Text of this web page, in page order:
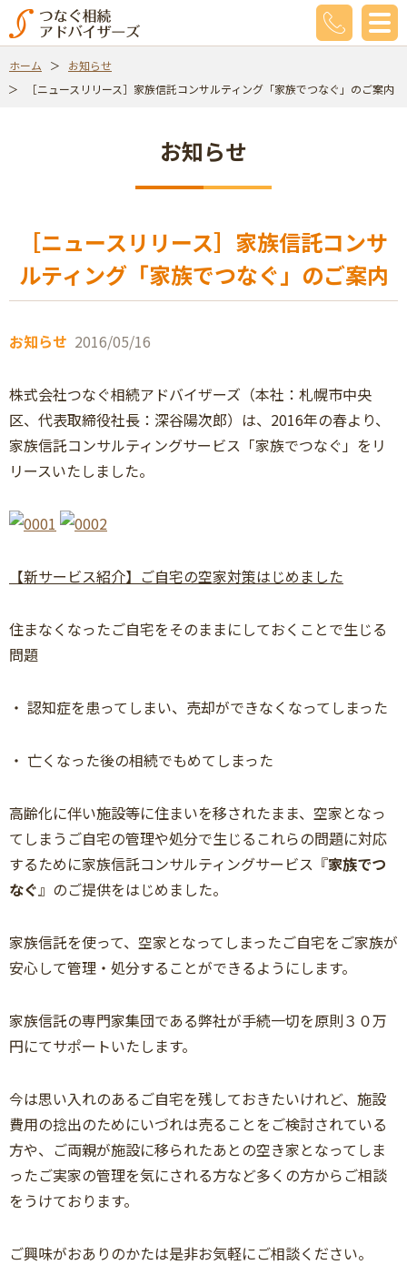
ホーム
お知らせ
［ニュースリリース］家族信託コンサルティング「家族でつなぐ」のご案内
お知らせ
［ニュースリリース］家族信託コンサ
ルティング「家族でつなぐ」のご案内
お知らせ 2016/05/16
株式会社つなぐ相続アドバイザーズ（本社：札幌市中央
区、代表取締役社長：深谷陽次郎）は、2016年の春より、
家族信託コンサルティングサービス「家族でつなぐ」をリ
リースいたしました。
【新サービス紹介】ご自宅の空家対策はじめました
住まなくなったご自宅をそのままにしておくことで生じる
問題
・ 認知症を患ってしまい、売却ができなくなってしまった
・ 亡くなった後の相続でもめてしまった
高齢化に伴い施設等に住まいを移されたまま、空家となっ
てしまうご自宅の管理や処分で生じるこれらの問題に対応
するために家族信託コンサルティングサービス『家族でつ
なぐ』のご提供をはじめました。
家族信託を使って、空家となってしまったご自宅をご家族が
安心して管理・処分することができるようにします。
家族信託の専門家集団である弊社が手続一切を原則３０万
円にてサポートいたします。
今は思い入れのあるご自宅を残しておきたいけれど、施設
費用の捻出のためにいづれは売ることをご検討されている
方や、ご両親が施設に移られたあとの空き家となってしま
ったご実家の管理を気にされる方など多くの方からご相談
をうけております。
ご興味がおありのかたは是非お気軽にご相談ください。